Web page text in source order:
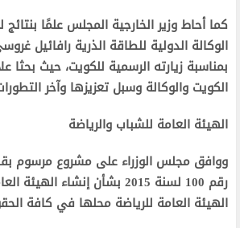
كما أحاط وزير الخارجية المجلس علمًا
الوكالة الدولية للطاقة الذرية رافائيل
بمناسبة زيارته الرسمية للكويت، حيث بحثا
الكويت والوكالة وسبل تعزيزها وآخر
الهيئة العامة للشباب والرياضة
ووافق مجلس الوزراء على مشروع مرسوم
رقم 100 لسنة 2015 بشأن إنشاء
الهيئة العامة للرياضة محلها في كافة